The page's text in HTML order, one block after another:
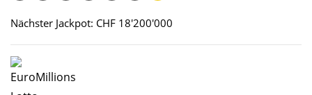
Nächster Jackpot: CHF 18'200'000